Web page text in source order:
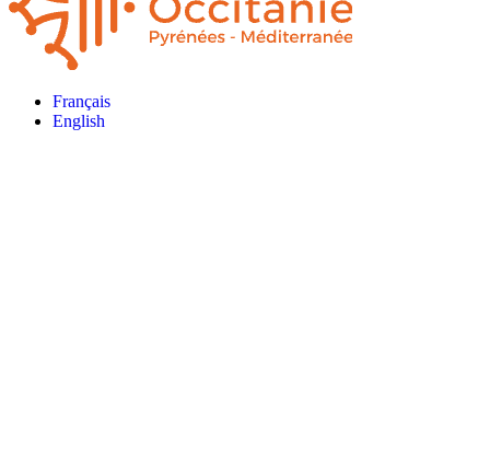
Français
English